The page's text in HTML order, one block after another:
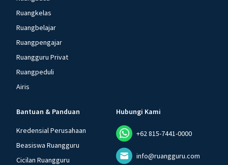
Ruangkelas
Ruangbelajar
Ruangpengajar
Ruangguru Privat
Ruangpeduli
Airis
Bantuan & Panduan
Kredensial Perusahaan
Beasiswa Ruangguru
Cicilan Ruangguru
Hubungi Kami
+62 815-7441-0000
info@ruangguru.com